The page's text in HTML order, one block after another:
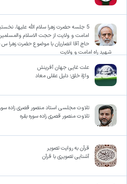
5 جلسه حضرت زهرا سلام الله علیها،
امامت و ولایت از حجت الاسلام
حاج آقا انصاریان با موضوع حضرت زهرا
شهید راه امامت و ولایت
علت غایی جهان آفرینش
واژة خلق؛ دلیل عقلی معاد
تلاوت مجلسی استاد منصور قصری زاده سوره
تلاوت منصور قصری زاده سوره بقره
قرآن به روایت تصویر
آشنایی تصویری با قرآن